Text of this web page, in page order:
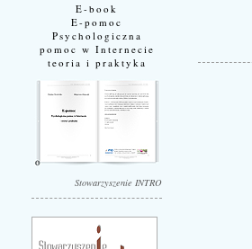
E-book
E-pomoc
Psychologiczna
pomoc w Internecie
teoria i praktyka
Stowarzyszenie INTRO